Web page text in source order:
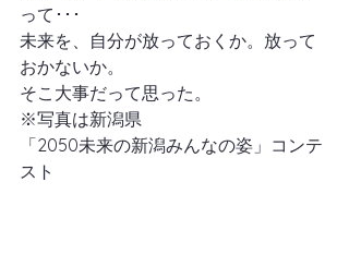
って･･･
未来を、自分が放っておくか。放って
おかないか。
そこ大事だって思った。
※写真は新潟県
「2050未来の新潟みんなの姿」コンテ
スト